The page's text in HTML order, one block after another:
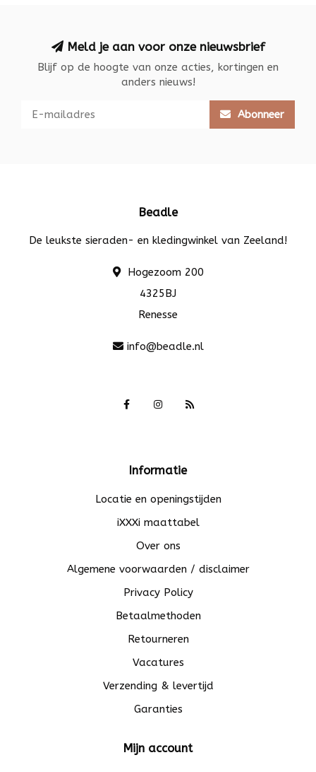
Meld je aan voor onze nieuwsbrief
Blijf op de hoogte van onze acties, kortingen en
anders nieuws!
Abonneer
Beadle
De leukste sieraden- en kledingwinkel van Zeeland!
Hogezoom 200
4325BJ
Renesse
info@beadle.nl
Informatie
Locatie en openingstijden
iXXXi maattabel
Over ons
Algemene voorwaarden / disclaimer
Privacy Policy
Betaalmethoden
Retourneren
Vacatures
Verzending & levertijd
Garanties
Mijn account